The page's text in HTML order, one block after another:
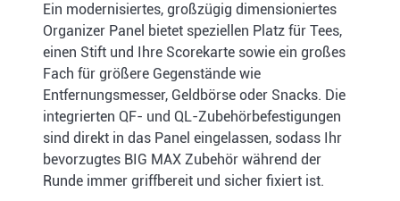
Ein modernisiertes, großzügig dimensioniertes
Organizer Panel bietet speziellen Platz für Tees,
einen Stift und Ihre Scorekarte sowie ein großes
Fach für größere Gegenstände wie
Entfernungsmesser, Geldbörse oder Snacks. Die
integrierten QF- und QL-Zubehörbefestigungen
sind direkt in das Panel eingelassen, sodass Ihr
bevorzugtes BIG MAX Zubehör während der
Runde immer griffbereit und sicher fixiert ist.